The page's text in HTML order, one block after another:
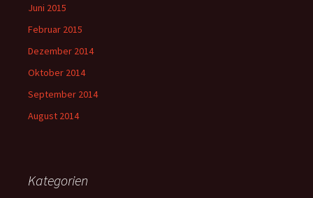
Juni 2015
Februar 2015
Dezember 2014
Oktober 2014
September 2014
August 2014
Kategorien